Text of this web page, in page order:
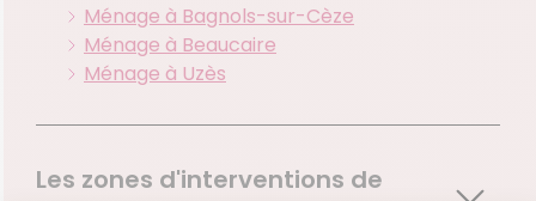
Ménage à Bagnols-sur-Cèze
Ménage à Beaucaire
Ménage à Uzès
Les zones d'interventions de